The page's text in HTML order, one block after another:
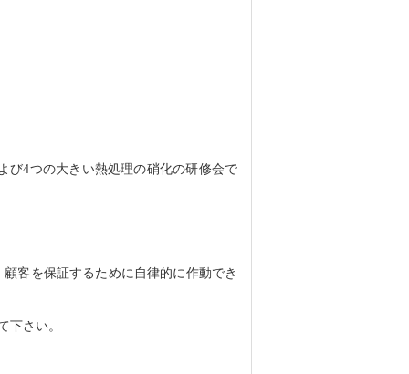
び4つの大きい熱処理の硝化の研修会で
客を保証するために自律的に作動でき
下さい。